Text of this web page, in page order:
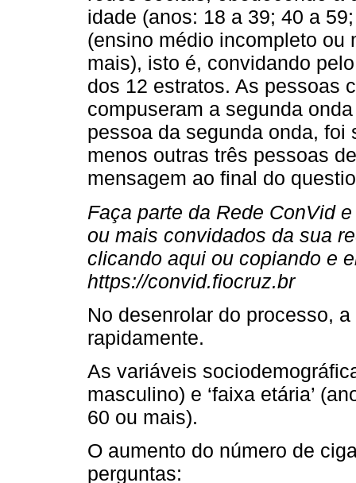
idade (anos: 18 a 39; 40 a
(ensino médio incompleto ou
mais), isto é, convidando
dos 12 estratos. As pessoas
compuseram a segunda
pessoa da segunda onda,
menos outras três pessoas
mensagem ao final do
Faça parte da Rede ConVid
ou mais convidados da sua
clicando aqui ou copiando e
https://convid.fiocruz.br
No desenrolar do processo,
rapidamente.
As variáveis
masculino) e ‘faixa etária’
60 ou mais).
O aumento do número de
perguntas: